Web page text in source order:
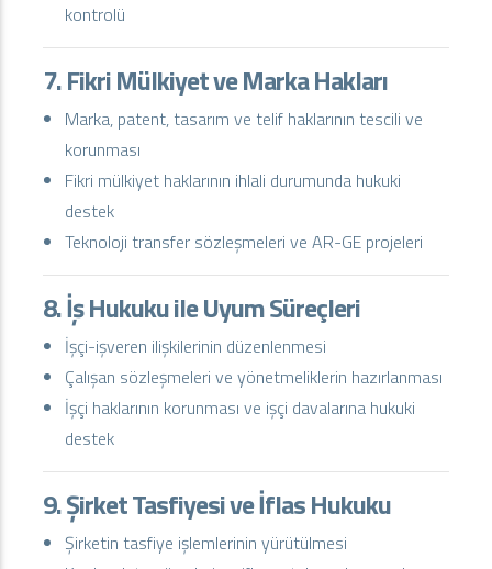
kontrolü
7. Fikri Mülkiyet ve Marka Hakları
Marka, patent, tasarım ve telif haklarının tescili ve
korunması
Fikri mülkiyet haklarının ihlali durumunda hukuki
destek
Teknoloji transfer sözleşmeleri ve AR-GE projeleri
8. İş Hukuku ile Uyum Süreçleri
İşçi-işveren ilişkilerinin düzenlenmesi
Çalışan sözleşmeleri ve yönetmeliklerin hazırlanması
İşçi haklarının korunması ve işçi davalarına hukuki
destek
9. Şirket Tasfiyesi ve İflas Hukuku
Şirketin tasfiye işlemlerinin yürütülmesi